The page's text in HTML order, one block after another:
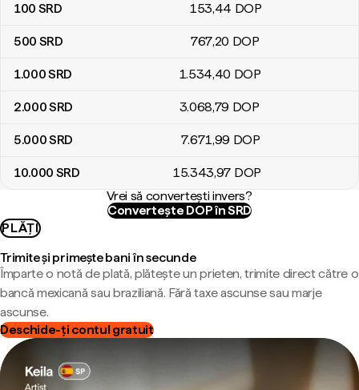
100 SRD 153,44 DOP
500 SRD 767,20 DOP
1.000SRD 1.534,40 DOP
2.000SRD 3.068,79 DOP
5.000SRD 7.671,99 DOP
10.000 SRD 15.343,97 DOP
Vrei să convertești invers?
Convertește DOP în SRD
PLĂȚI
Trimite și primește bani în secunde
Împarte o notă de plată, plătește un prieten, trimite direct către o
bancă mexicană sau braziliană. Fără taxe ascunse sau marje
ascunse.
Deschide-ți contul gratuit